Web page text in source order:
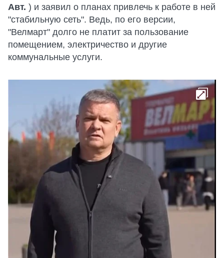
Авт. ) и заявил о планах привлечь к работе в ней
"стабильную сеть". Ведь, по его версии,
"Велмарт" долго не платит за пользование
помещением, электричество и другие
коммунальные услуги.